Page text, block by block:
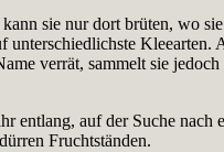
sie nur dort brüten, wo
verrät, sammelt sie
auf der Suche nach
Fruchtständen.